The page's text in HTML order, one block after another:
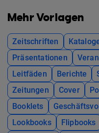
Mehr Vorlagen
Zeitschriften
Präsentationen
Leitfäden
Berichte
Zeitungen
Cover
Booklets
Lookbooks
Flipbooks